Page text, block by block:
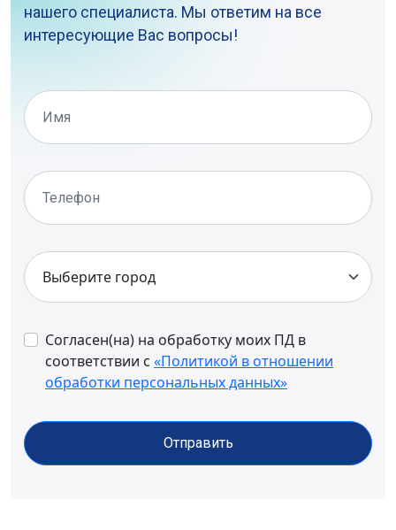
нашего специалиста. Мы ответим на все
интересующие Вас вопросы!
Согласен(на) на обработку моих ПД в
соответствии с «Политикой в отношении
обработки персональных данных»
Отправить